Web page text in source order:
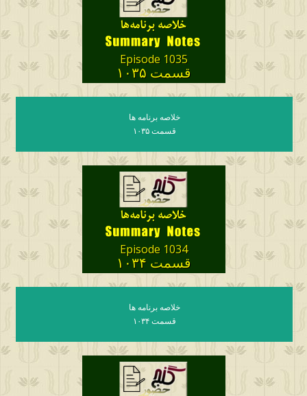
Episode 1035
قسمت ۱۰۳۵
خلاصه برنامه ها
قسمت ۱۰۳۵
Episode 1034
قسمت ۱۰۳۴
خلاصه برنامه ها
قسمت ۱۰۳۴